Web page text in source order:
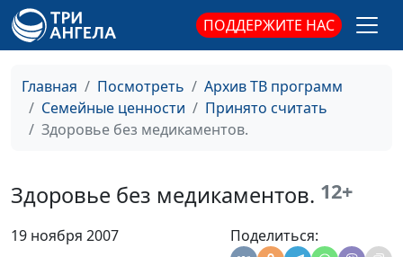
ПОДДЕРЖИТЕ НАС
Главная Посмотреть
Архив ТВ программ
Семейные ценности
Принято считать
Здоровье без медикаментов.
Здоровье без медикаментов. 12+
19 ноября 2007 Поделиться:
Отцы и дети. Что
Андряшина
Ирина
Мой ребенок - непоседа
Андряшина
Кризис подросткового
Андряшина
Ирина